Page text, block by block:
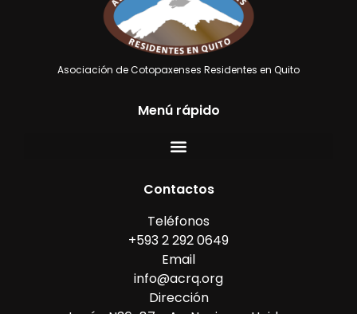
Asociación de Cotopaxenses Residentes en Quito
Menú rápido
Contactos
Teléfonos
+593 2 292 0649
Email
info@acrq.org
Dirección